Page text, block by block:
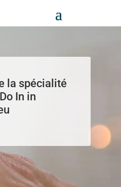
la spécialité
In in